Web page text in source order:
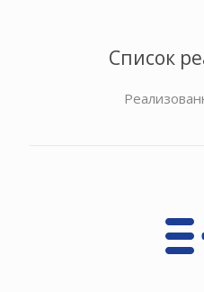
Список